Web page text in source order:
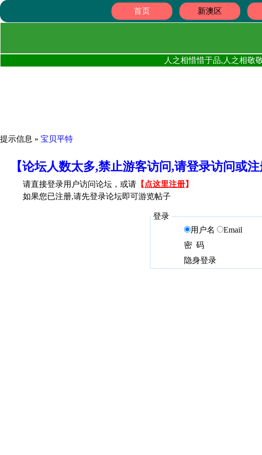
首页 新澳区
人之相惜惜于品,人之相敬
提示信息 » 宝贝平特
【论坛人数太多,禁止游客访问,请登录访问或
请直接登录用户访问论坛，或请 【 点这里注册】
如果您已注册,请先登录论坛即可游览帖子
登录
用户名
Email
密 码
隐身登录